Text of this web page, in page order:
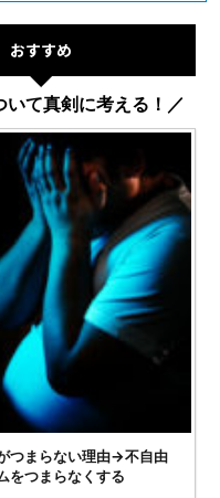
おすすめ
いて真剣に考える！／
つまらない理由→不自由
をつまらなくする